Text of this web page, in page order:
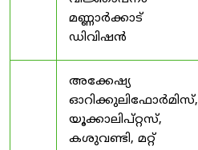
മണ്ണാർക്കാട്
ഡിവിഷൻ
അക്കേഷ്യ
ഓറിക്കുലിഫോർമിസ്,
യൂക്കാലിപ്റ്റസ്,
കശുവണ്ടി, മറ്റ്